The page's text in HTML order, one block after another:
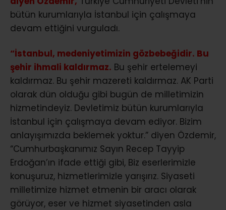
bütün kurumlarıyla İstanbul için çalışmaya
devam ettiğini vurguladı.
“İstanbul, medeniyetimizin gözbebeğidir. Bu
şehir ihmali kaldırmaz. Bu şehir ertelemeyi
kaldırmaz. Bu şehir mazereti kaldırmaz. AK Parti
olarak dün olduğu gibi bugün de milletimizin
hizmetindeyiz. Devletimiz bütün kurumlarıyla
İstanbul için çalışmaya devam ediyor. Bizim
anlayışımızda beklemek yoktur.” diyen Özdemir,
“Cumhurbaşkanımız Sayın Recep Tayyip
Erdoğan’ın ifade ettiği gibi, Biz eserlerimizle
konuşuruz, hizmetlerimizle yarışırız. Siyaseti
milletimize hizmet etmenin bir aracı olarak
görüyor, eser ve hizmet siyasetinden asla